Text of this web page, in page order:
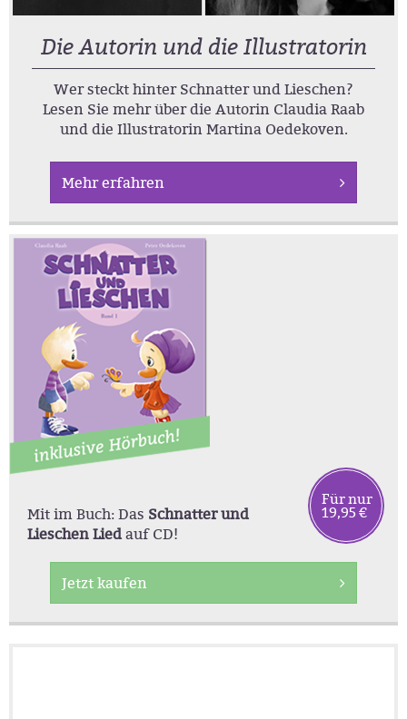
Die Autorin und die Illustratorin
Wer steckt hinter Schnatter und Lieschen?
Lesen Sie mehr über die Autorin Claudia Raab
und die Illustratorin Martina Oedekoven.
Mehr erfahren
Für nur
19,95 €
Mit im Buch: Das Schnatter und
Lieschen Liedauf CD!
Jetzt kaufen